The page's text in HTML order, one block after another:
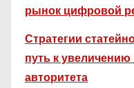
рынок цифровой
Стратегии
путь к
авторитета